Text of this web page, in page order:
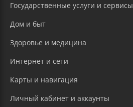
Государственные услуги и сервисы
Дом и быт
Здоровье и медицина
Интернет и сети
Карты и навигация
Личный кабинет и аккаунты